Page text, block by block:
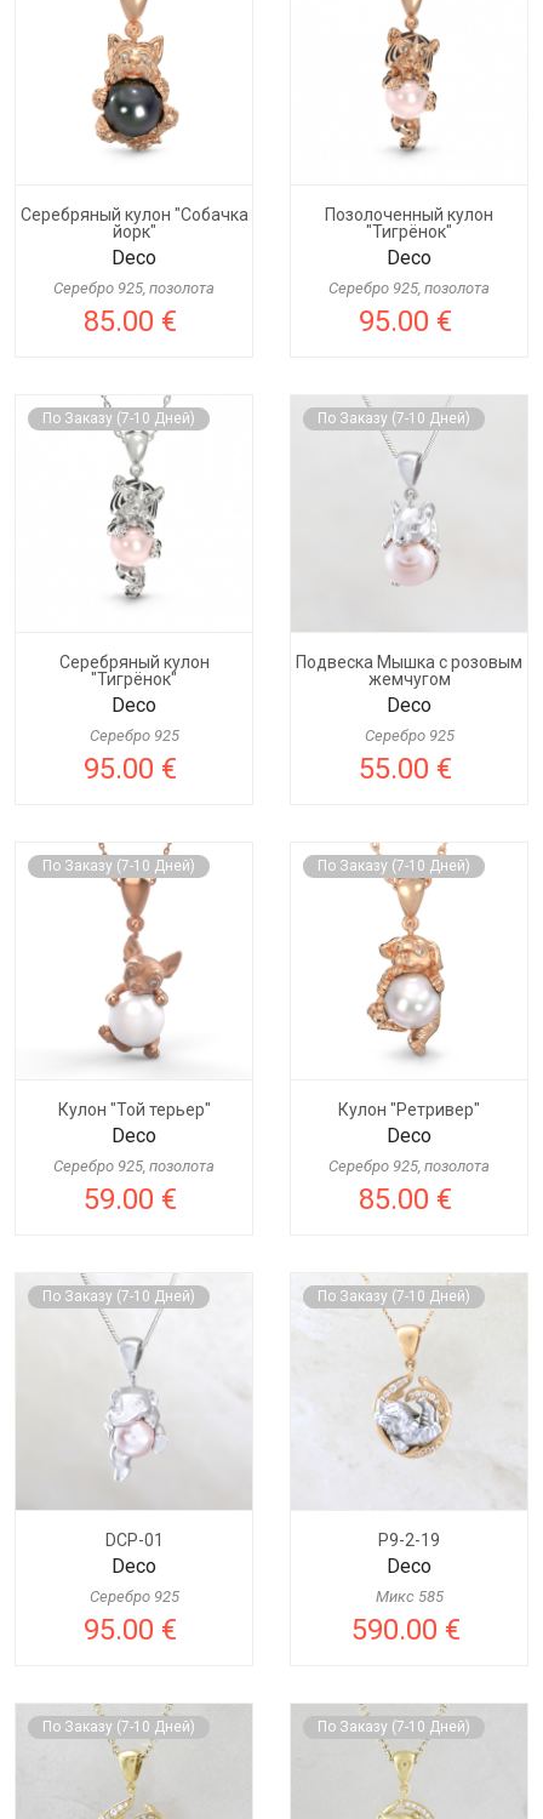
Серебряный кулон "Собачка
йорк"
Deco
Серебро 925, позолота
85.00 €
Позолоченный кулон
"Тигрёнок"
Deco
Серебро 925, позолота
95.00 €
По Заказу (7-10 Дней)
Серебряный кулон
"Тигрёнок"
Deco
Серебро 925
95.00 €
По Заказу (7-10 Дней)
Подвеска Мышка с розовым
жемчугом
Deco
Серебро 925
55.00 €
По Заказу (7-10 Дней)
Кулон "Той терьер"
Deco
Серебро 925, позолота
59.00 €
По Заказу (7-10 Дней)
Кулон "Ретривер"
Deco
Серебро 925, позолота
85.00 €
По Заказу (7-10 Дней)
DCP-01
Deco
Серебро 925
95.00 €
По Заказу (7-10 Дней)
P9-2-19
Deco
Микс 585
590.00 €
По Заказу (7-10 Дней) По Заказу (7-10 Дней)